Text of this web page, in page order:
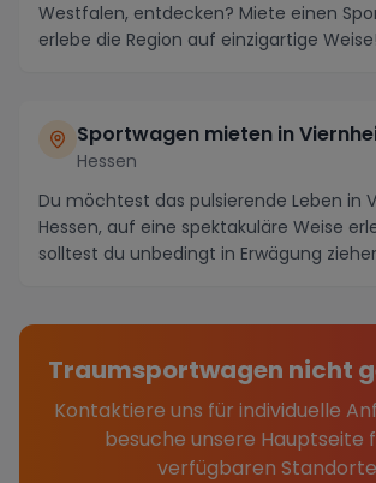
Westfalen, entdecken? Miete einen
erlebe die Region auf einzigartige
Sportwagen mieten in
Hessen
Du möchtest das pulsierende Leben in
Hessen, auf eine spektakuläre Weise
solltest du unbedingt in Erwägung
Traumsportwagen nicht
Kontaktiere uns für individuelle
besuche unsere Hauptseite
verfügbaren